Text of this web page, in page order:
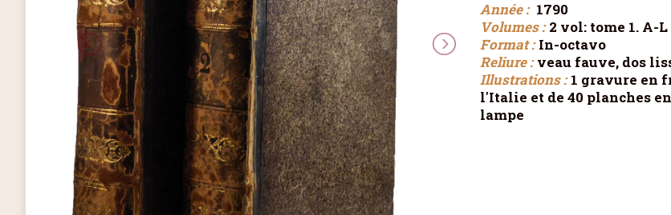
Année :1790
Volumes :2 vol: tome 1. A-L
Format :In-octavo
Reliure :veau fauve, dos
Illustrations :1 gravure en
l'Italie et de 40 planches
lampe